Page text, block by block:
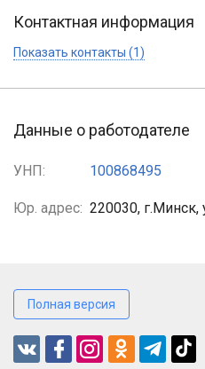
Контактная информация
Показать контакты (1)
Данные о работодателе
УНП: 100868495
Юр. адрес: 220030, г.Минск,
Полная версия